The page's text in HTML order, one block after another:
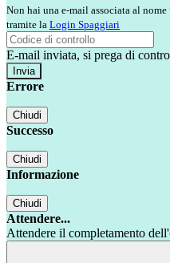
Non hai una e-mail associata al
tramite la Login Spaggiari
E-mail inviata, si prega di
Errore
Chiudi
Successo
Chiudi
Informazione
Chiudi
Attendere...
Attendere il completamento